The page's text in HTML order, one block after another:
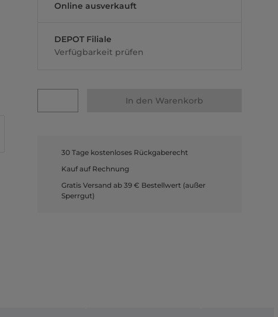
Online ausverkauft
DEPOT Filiale
Verfügbarkeit prüfen
In den Warenkorb
30 Tage kostenloses Rückgaberecht
Kauf auf Rechnung
Gratis Versand ab 39 € Bestellwert (außer
Sperrgut)